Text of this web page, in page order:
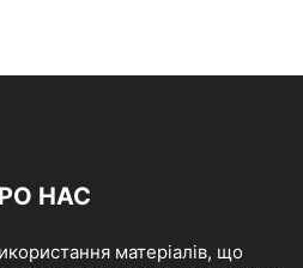
НАС
матеріалів, що